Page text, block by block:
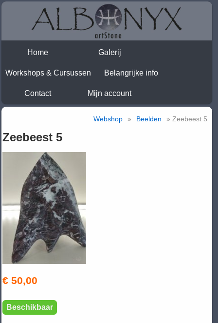
Home Galerij
Workshops & Cursussen Belangrijke info
Contact Mijn account
Webshop » Beelden » Zeebeest 5
Zeebeest 5
€ 50,00
Beschikbaar